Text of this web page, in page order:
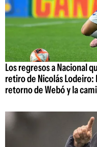
Los regresos a Nacional
retiro de Nicolás
retorno de Webó y la